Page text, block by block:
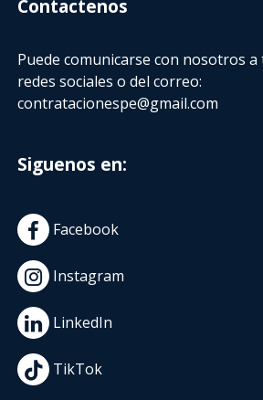
Contactenos
Puede comunicarse con nosotros
redes sociales o del correo:
contratacionespe@gmail.com
Siguenos en:
Facebook
Instagram
LinkedIn
TikTok